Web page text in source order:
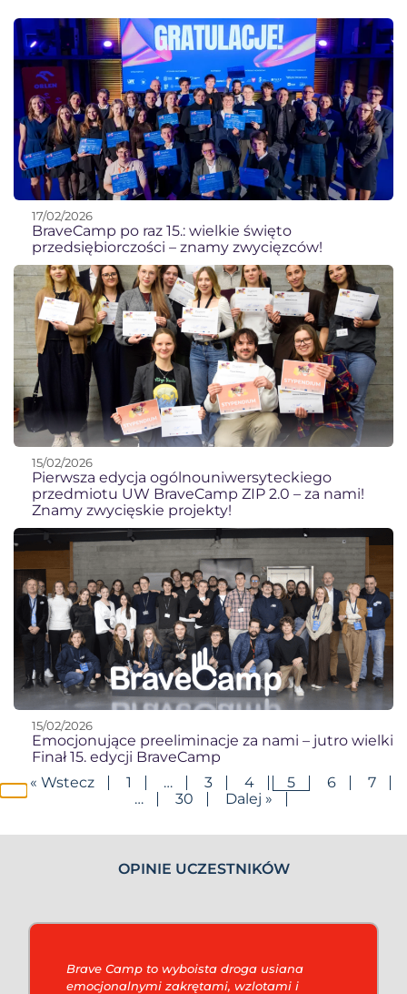
BraveCamp po raz 15.: wielkie święto
przedsiębiorczości – znamy zwycięzców!
17/02/2026
Pierwsza edycja ogólnouniwersyteckiego
przedmiotu UW BraveCamp ZIP 2.0 – za nami!
Znamy zwycięskie projekty!
15/02/2026
Emocjonujące preeliminacje za nami – jutro wielki
Finał 15. edycji BraveCamp
15/02/2026
« Wstecz 1 … 3 4 5 6
7
…
30 Dalej »
OPINIE UCZESTNIKÓW
Brave Camp to wyboista droga usiana
emocjonalnymi zakrętami, wzlotami i